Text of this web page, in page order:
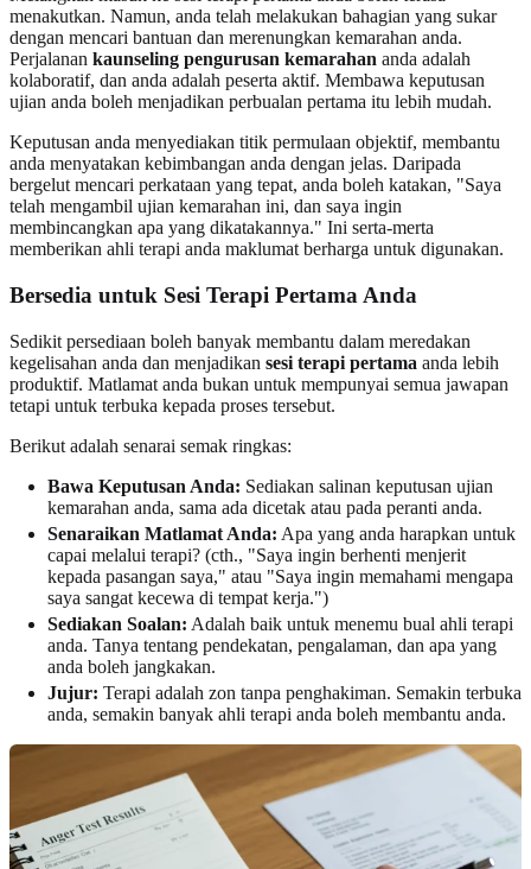
menakutkan. Namun, anda telah melakukan bahagian yang sukar
dengan mencari bantuan dan merenungkan kemarahan anda.
Perjalanan kaunseling pengurusan kemarahan anda adalah
kolaboratif, dan anda adalah peserta aktif. Membawa keputusan
ujian anda boleh menjadikan perbualan pertama itu lebih mudah.
Keputusan anda menyediakan titik permulaan objektif, membantu
anda menyatakan kebimbangan anda dengan jelas. Daripada
bergelut mencari perkataan yang tepat, anda boleh katakan, "Saya
telah mengambil ujian kemarahan ini, dan saya ingin
membincangkan apa yang dikatakannya." Ini serta-merta
memberikan ahli terapi anda maklumat berharga untuk digunakan.
Bersedia untuk Sesi Terapi Pertama Anda
Sedikit persediaan boleh banyak membantu dalam meredakan
kegelisahan anda dan menjadikan sesi terapi pertama anda lebih
produktif. Matlamat anda bukan untuk mempunyai semua jawapan
tetapi untuk terbuka kepada proses tersebut.
Berikut adalah senarai semak ringkas:
Bawa Keputusan Anda: Sediakan salinan keputusan ujian
kemarahan anda, sama ada dicetak atau pada peranti anda.
Senaraikan Matlamat Anda: Apa yang anda harapkan untuk
capai melalui terapi? (cth., "Saya ingin berhenti menjerit
kepada pasangan saya," atau "Saya ingin memahami mengapa
saya sangat kecewa di tempat kerja.")
Sediakan Soalan: Adalah baik untuk menemu bual ahli terapi
anda. Tanya tentang pendekatan, pengalaman, dan apa yang
anda boleh jangkakan.
Jujur: Terapi adalah zon tanpa penghakiman. Semakin terbuka
anda, semakin banyak ahli terapi anda boleh membantu anda.